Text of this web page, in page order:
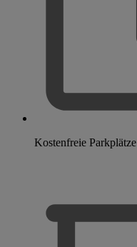
Kostenfreie Parkplätze